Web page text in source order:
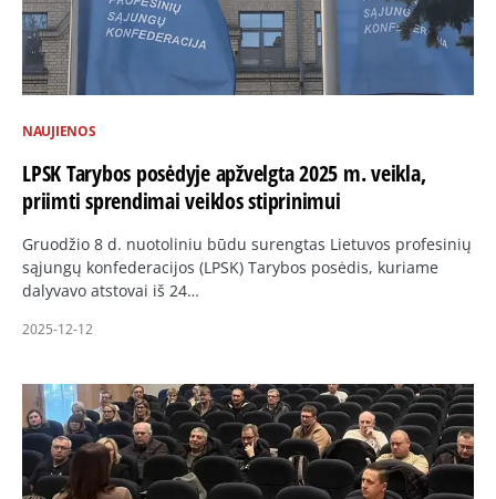
NAUJIENOS
LPSK Tarybos posėdyje apžvelgta 2025 m. veikla,
priimti sprendimai veiklos stiprinimui
Gruodžio 8 d. nuotoliniu būdu surengtas Lietuvos profesinių
sąjungų konfederacijos (LPSK) Tarybos posėdis, kuriame
dalyvavo atstovai iš 24…
2025-12-12